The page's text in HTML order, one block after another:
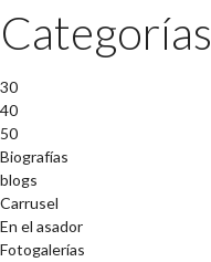
Categorías
30
40
50
Biografías
blogs
Carrusel
En el asador
Fotogalerías